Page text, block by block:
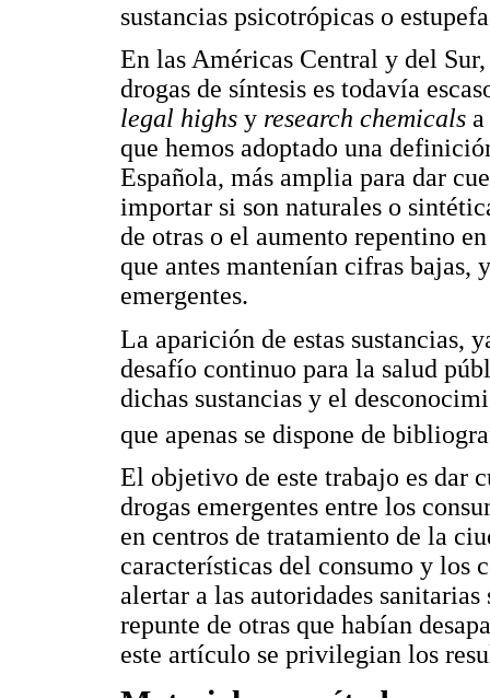
sustancias psicotrópicas o
En las Américas Central y del
drogas de síntesis es todavía
legal highs y research chemicals
que hemos adoptado una
Española, más amplia para dar
importar si son naturales o
de otras o el aumento repentino
que antes mantenían cifras bajas,
emergentes.
La aparición de estas sustancias,
desafío continuo para la salud
dichas sustancias y el
que apenas se dispone de
El objetivo de este trabajo es dar
drogas emergentes entre los
en centros de tratamiento de la
características del consumo y los
alertar a las autoridades
repunte de otras que habían
este artículo se privilegian los